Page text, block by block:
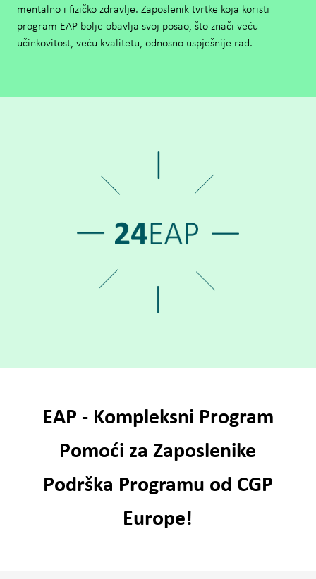
mentalno i fizičko zdravlje. Zaposlenik tvrtke koja koristi
program EAP bolje obavlja svoj posao, što znači veću
učinkovitost, veću kvalitetu, odnosno uspješnije rad.
EAP - Kompleksni Program
Pomoći za Zaposlenike
Podrška Programu od CGP
Europe!